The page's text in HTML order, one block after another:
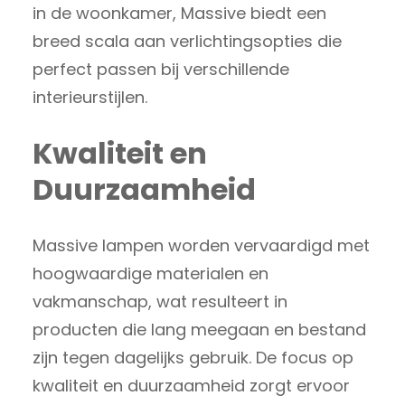
in de woonkamer, Massive biedt een
breed scala aan verlichtingsopties die
perfect passen bij verschillende
interieurstijlen.
Kwaliteit en
Duurzaamheid
Massive lampen worden vervaardigd met
hoogwaardige materialen en
vakmanschap, wat resulteert in
producten die lang meegaan en bestand
zijn tegen dagelijks gebruik. De focus op
kwaliteit en duurzaamheid zorgt ervoor